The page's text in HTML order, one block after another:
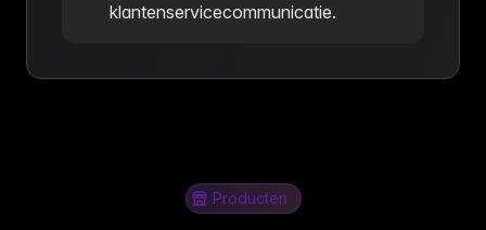
klantenservicecommunicatie.
Producten